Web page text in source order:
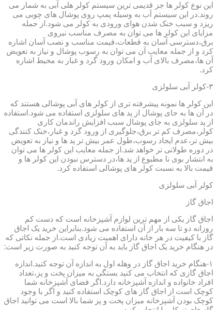
این نوع کولر ها جز قدیمی ترین سیستم کولر هلی آبی به شمار می
روند.در این سیستم آب به وسیله پمپ روی پوشال های چوبی می
ریزد و سبب خنک شدن هوای ورودی به کولر می شود.از جمله
مزایای این کولر ها می توان به مصرف مناسب نیروی
برق،دسترسی آسان به قطعات،قیمت مناسب و نصب آسان اشاره
کرد و از جمله معایب آن می توان به رسوب پوشال و نیاز به تعویض
آن ها،مصرف بالای آب و امکان ورود گرد و غبار به محیط اشاره
کرد.
۳-کولر آبی سلولزی
این کولر ها نمونه پیشرفته تری از کولر های آبی پوشالی هستند که
در آن ها به جای پوشال از پد های سلولزی استفاده می شود.استفاده
از پد سلولزی به جای پوشال سبب افزایش راندمان کاری
کولر،مصرف کم تر برق،جلوگیری از ورود گرد و غبار،خنک کنندگی
بیش تر،عدم ایجاد رسوب،طول عمر بیش تر پد ها و نیاز به تعویض
در دوره طولانی تر خواهد شد.از جمله معایب این کولر ها می توان
به انتشار بوی نا مطبوع از پد ها،در دسترس نبودن این کولر ها و
قیمت بالا به نسبت کولر های پوشالی استفاده کرد.
کولر آبی سلولزی
اجاق گاز
اجاق گاز یکی از مهم ترین لوازم آشپزخانه است که دست کم
روزانه دو تا سه بار از آن استفاده می شود.بنابراین خرید یک اجاق
گاز با کیفیت در هر خانه دارای اهمیت زیادی است.از جمله نکاتی که
در هنگام خرید یک اجاق گاز باید به آن توجه کنید به صورت زیر است:
۱-هنگام خرید اجاق گاز در وهله اول به اندازه آن توجه کنید.اندازه
اجاق گازی که انتخاب می کنید بستگی به میزان پخت و پز،تعداد
افراد خانواده و اندازه آشپزخانه دارد.اگر فضای آشپزخانه شما
کوچک است از اجاق گاز های کوچک استفاده کنید و اگر با وجود
کوچک بودن آشپزخانه میزان پخت و پز شما بالا است می توانید اجاق